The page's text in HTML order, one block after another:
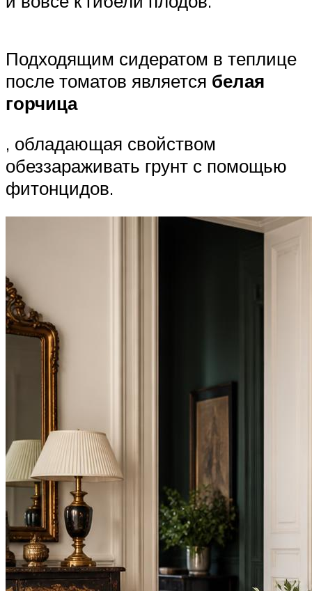
Подходящим сидератом в теплице
после томатов является белая
горчица
, обладающая свойством
обеззараживать грунт с помощью
фитонцидов.